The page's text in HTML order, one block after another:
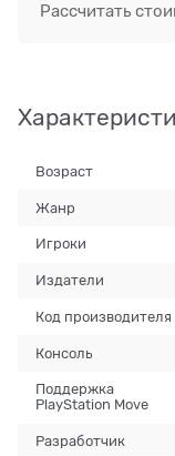
Рассчитать
Возраст
Жанр
Игроки
Издатели
Код производителя
Консоль
Поддержка
PlayStation Move
Разработчик